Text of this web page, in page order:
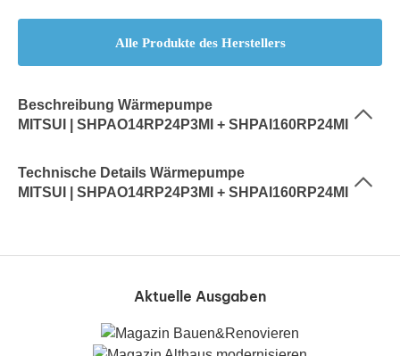
Alle Produkte des Herstellers
Beschreibung Wärmepumpe
MITSUI | SHPAO14RP24P3MI + SHPAI160RP24MI
Technische Details Wärmepumpe
MITSUI | SHPAO14RP24P3MI + SHPAI160RP24MI
Aktuelle Ausgaben